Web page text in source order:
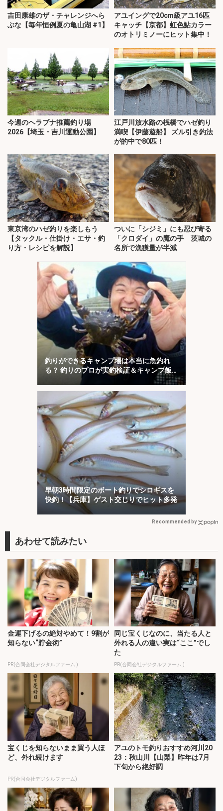
吉田康雄のザ・チャレンジへら
ぶな【毎年恒例夏の亀山湖 #1】
アユイングで20cm級アユ16匹
キャッチ【京都】虹色鮎カラー
のオトリミノーにヒット集中！
今週のヘラブナ推薦釣り場
2026【埼玉・吉川運動公園】
江戸川放水路の桟橋でハゼ釣り
満喫【伊藤遊船】 ズル引き釣法
が的中で80匹！
東京湾のハゼ釣りを楽しもう
【タックル・仕掛け・エサ・釣
り方・レシピを解説】
ついに「シジミ」にも忍び寄る
「クロダイ」の魔の手 茨城の
名所で漁獲量が半減
釣りができるキャンプ場は本当に魚釣れ
る？ 釣りのプロが実釣検証＆キャンプ飯
早朝3時間限定のボート釣りでシロギスを
快釣！【兵庫】ゲスト交じりでヒット多発
Recommended by
金運下げるの絶対やめて！9割が
知らない“貯金術”
PR(合同会社デジタルファーム )
同じ宝くじなのに、当たる人と
外れる人の違い実は“ここ”でし
た
PR(合同会社デジタルファーム )
宝くじを知らないまま買う人ほ
ど、外れ続けます
PR(合同会社デジタルファーム)
アユのトモ釣りおすすめ河川20
23：秋山川【山梨】昨年は7月
下旬から絶好調